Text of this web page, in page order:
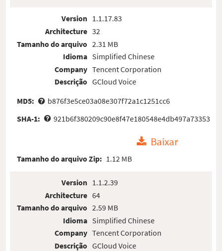
Version
Architecture
Tamanho do arquivo
Idioma
Company
Descrição
1.1.17.83
32
2.31 MB
Simplified Chinese
Tencent Corporation
GCloud Voice
MD5:
b876f3e5ce03a08e307f72a1c1251cc6
SHA-1:
921b6f380209c90e8f47e180548e4db497a73353
Baixar
Tamanho do arquivo Zip: 1.12 MB
Version
Architecture
Tamanho do arquivo
Idioma
Company
Descrição
1.1.2.39
64
2.59 MB
Simplified Chinese
Tencent Corporation
GCloud Voice